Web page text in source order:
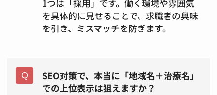
1つは「採用」です。働く環境や雰囲気
を具体的に見せることで、求職者の興味
を引き、ミスマッチを防ぎます。
SEO対策で、本当に「地域名＋治療名」
での上位表示は狙えますか？